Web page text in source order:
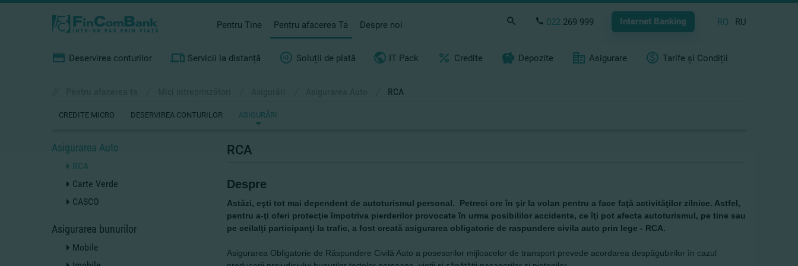
Pentru Tine Pentru afacerea Ta Despre noi 022 269 999 Internet Banking RO RU
Deservirea conturilor Servicii la distanță Soluții de plată IT Pack Credite Depozite Asigurare Tarife și Condiții
RCA
CREDITE MICRO DESERVIREA CONTURILOR ASIGURĂRI
Asigurarea Auto
RCA
Carte Verde
CASCO
Asigurarea bunurilor
Mobile
RCA
Despre
Astăzi, eşti tot mai dependent de autoturismul personal. Petreci ore în şir la volan pentru a face faţă activităţilor zilnice. Astfel,
pentru a-ţi oferi protecţie împotriva pierderilor provocate în urma posibililor accidente, ce îţi pot afecta autoturismul, pe tine sau
pe ceilalţi participanţi la trafic, a fost creată asigurarea obligatorie de raspundere civila auto prin lege - RCA.
Asigurarea Obligatorie de Răspundere Civilă Auto a posesorilor mijloacelor de transport prevede acordarea despăgubirilor în cazul